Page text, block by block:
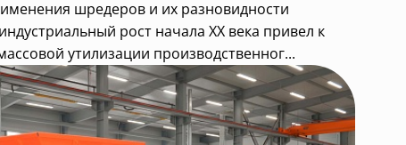
шредеров и их разновидности
рост начала XX века привел к
утилизации производственног...